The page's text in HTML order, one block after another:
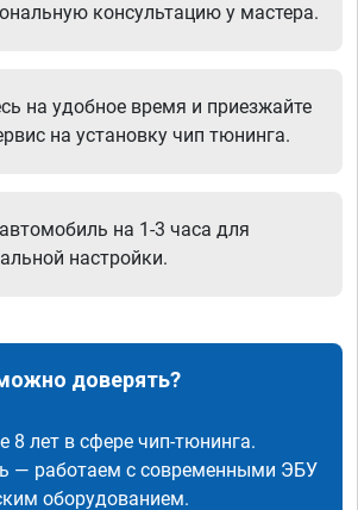
консультацию у мастера.
на удобное время и приезжайте
на установку чип тюнинга.
на 1-3 часа для
настройки.
доверять?
8 лет в сфере чип-тюнинга.
— работаем с современными ЭБУ
оборудованием.